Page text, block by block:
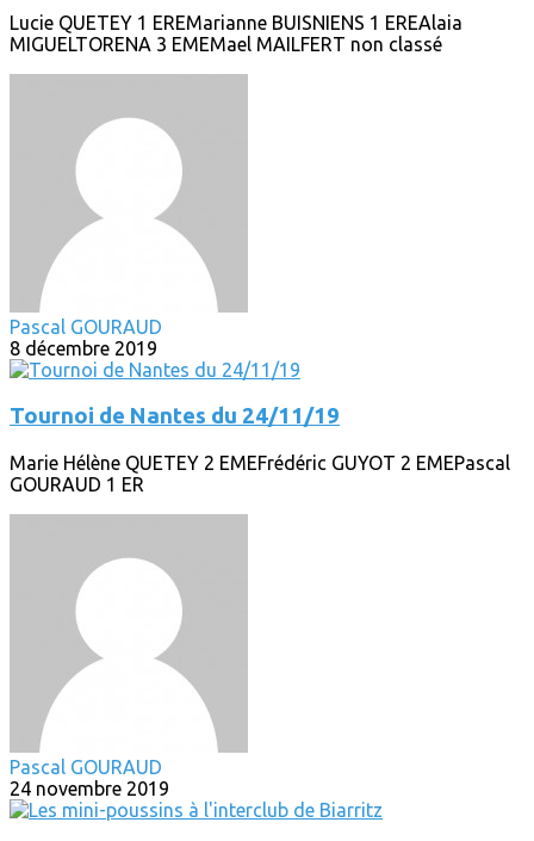
Lucie QUETEY 1 EREMarianne BUISNIENS 1 EREAlaia
MIGUELTORENA 3 EMEMael MAILFERT non classé
Pascal GOURAUD
8 décembre 2019
Tournoi de Nantes du 24/11/19
Marie Hélène QUETEY 2 EMEFrédéric GUYOT 2 EMEPascal
GOURAUD 1 ER
Pascal GOURAUD
24 novembre 2019